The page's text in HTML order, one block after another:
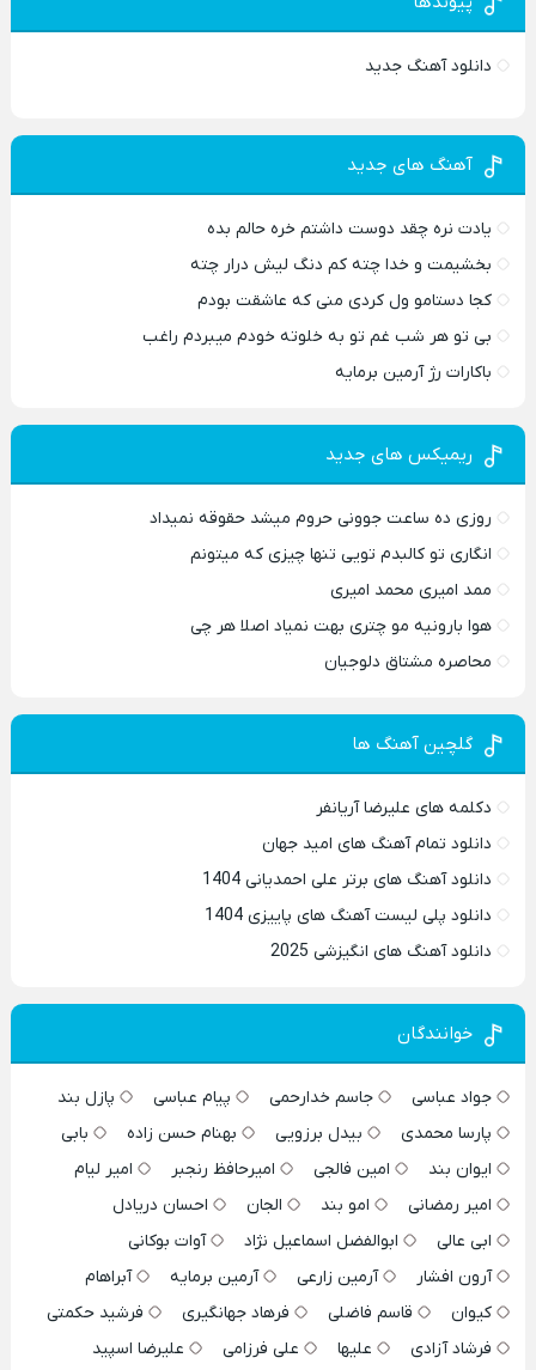
دانلود آهنگ جدید
آهنگ های جدید
یادت نره چقد دوست داشتم خره حالم بده
بخشیمت و خدا چته کم دنگ لیش درار چته
کجا دستامو ول کردی منی که عاشقت بودم
بی تو هر شب غم تو به خلوته خودم میبردم راغب
باکارات رژ آرمین برمایه
ریمیکس های جدید
روزی ده ساعت جوونی حروم میشد حقوقه نمیداد
انگاری تو کالبدم تویی تنها چیزی که میتونم
ممد امیری محمد امیری
هوا بارونیه مو چتری بهت نمیاد اصلا هر چی
محاصره مشتاق دلوجیان
گلچین آهنگ ها
دکلمه های علیرضا آریانفر
دانلود تمام آهنگ های امید جهان
دانلود آهنگ های برتر علی احمدیانی 1404
دانلود پلی لیست آهنگ های پاییزی 1404
دانلود آهنگ های انگیزشی 2025
خوانندگان
جواد عباسی جاسم خدارحمی پیام عباسی
پازل بند
پارسا محمدی
بیدل برزویی بهنام حسن زاده
بابی
ایوان بند
امین فالجی امیرحافظ رنجبر
امیر لیام
امیر رمضانی
امو بند الجان
احسان دریادل
ابی عالی
ابوالفضل اسماعیل نژاد
آوات بوکانی
آرون افشار
آرمین زارعی آرمین برمایه
آبراهام
کیوان
قاسم فاضلی فرهاد جهانگیری
فرشید حکمتی
فرشاد آزادی
علیها علی فرزامی
علیرضا اسپید